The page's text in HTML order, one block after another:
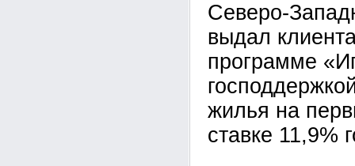
Северо-
выдал
программе
жилья на
ставке 11,9%